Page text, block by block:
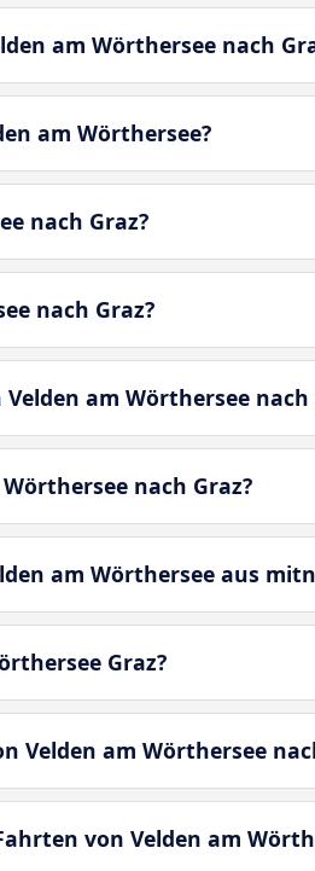
am Wörthersee nach
am Wörthersee?
nach Graz?
nach Graz?
am Wörthersee nach
nach Graz?
am Wörthersee aus
Graz?
Velden am Wörthersee
von Velden am